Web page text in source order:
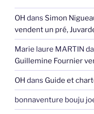
OH dans Simon
vendent un pré,
Marie laure MARTIN
Guillemine Fournier
OH dans Guide et
bonnaventure bouju